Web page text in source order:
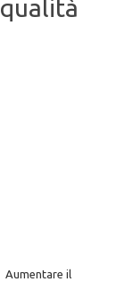
Aumentare il